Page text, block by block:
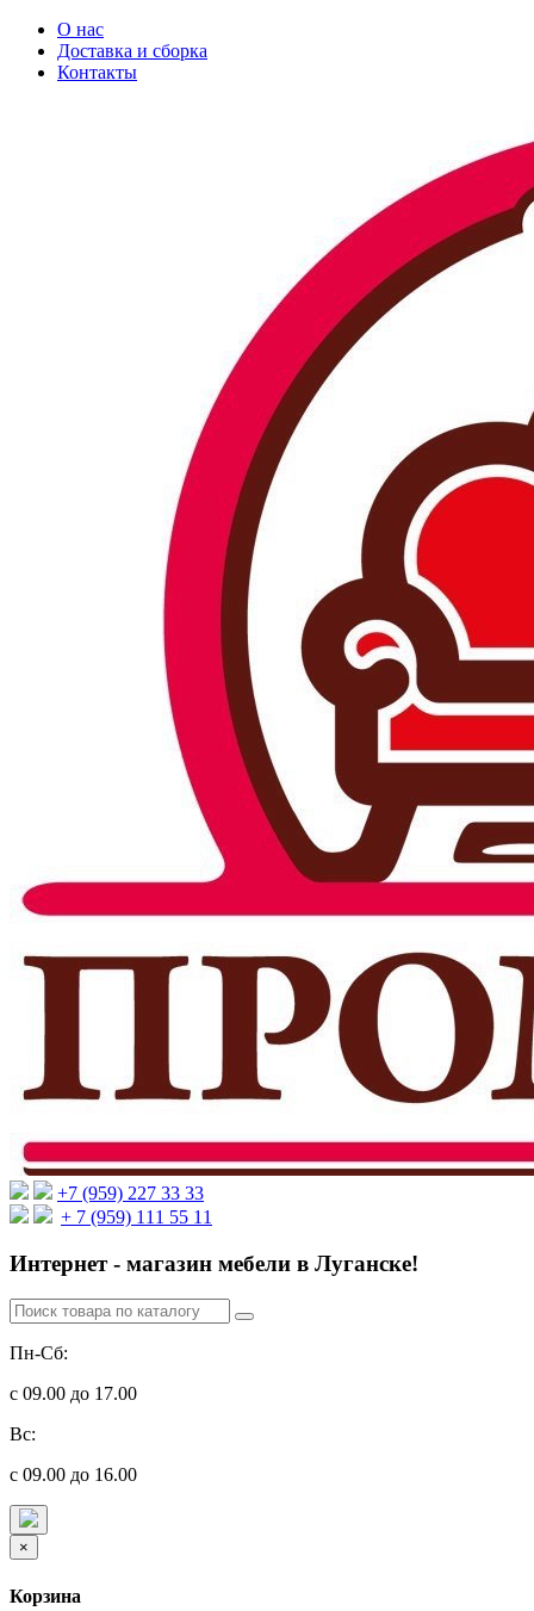
О нас
Доставка и сборка
Контакты
+7 (959) 227 33 33
+ 7 (959) 111 55 11
Интернет - магазин мебели в Луганске!
Пн-Сб:
с 09.00 до 17.00
Вс:
с 09.00 до 16.00
×
Корзина